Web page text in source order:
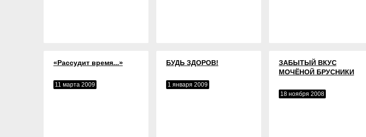
«Рассудит время...»
11 марта 2009
БУДЬ ЗДОРОВ!
1 января 2009
ЗАБЫТЫЙ ВКУС
МОЧЁНОЙ БРУСНИКИ
18 ноября 2008